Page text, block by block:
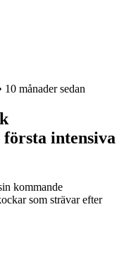
10 månader sedan
intensiva
kommande
som strävar efter